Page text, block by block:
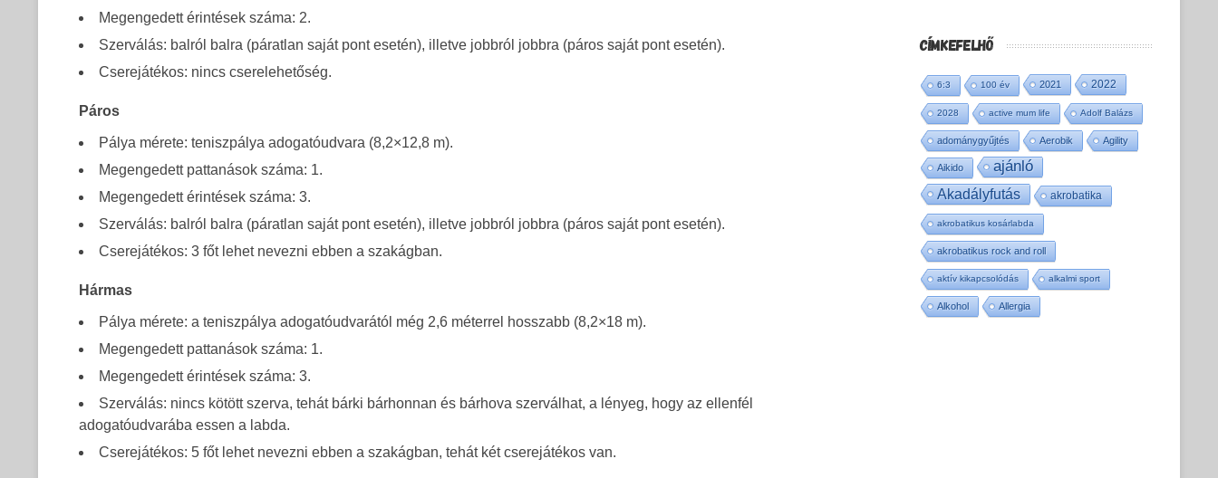
Megengedett érintések száma: 2.
Szerválás: balról balra (páratlan saját pont esetén), illetve jobbról jobbra (páros saját pont esetén).
Cserejátékos: nincs cserelehetőség.
Páros
Pálya mérete: teniszpálya adogatóudvara (8,2×12,8 m).
Megengedett pattanások száma: 1.
Megengedett érintések száma: 3.
Szerválás: balról balra (páratlan saját pont esetén), illetve jobbról jobbra (páros saját pont esetén).
Cserejátékos: 3 főt lehet nevezni ebben a szakágban.
Hármas
Pálya mérete: a teniszpálya adogatóudvarától még 2,6 méterrel hosszabb (8,2×18 m).
Megengedett pattanások száma: 1.
Megengedett érintések száma: 3.
Szerválás: nincs kötött szerva, tehát bárki bárhonnan és bárhova szerválhat, a lényeg, hogy az ellenfél
adogatóudvarába essen a labda.
Cserejátékos: 5 főt lehet nevezni ebben a szakágban, tehát két cserejátékos van.
CÍMKEFELHŐ
6:3 100 év 2021 2022
2028 active mum life Adolf Balázs
adománygyűjtés Aerobik Agility
Aikido ajánló
Akadályfutás akrobatika
akrobatikus kosárlabda
akrobatikus rock and roll
aktív kikapcsolódás alkalmi sport
Alkohol Allergia